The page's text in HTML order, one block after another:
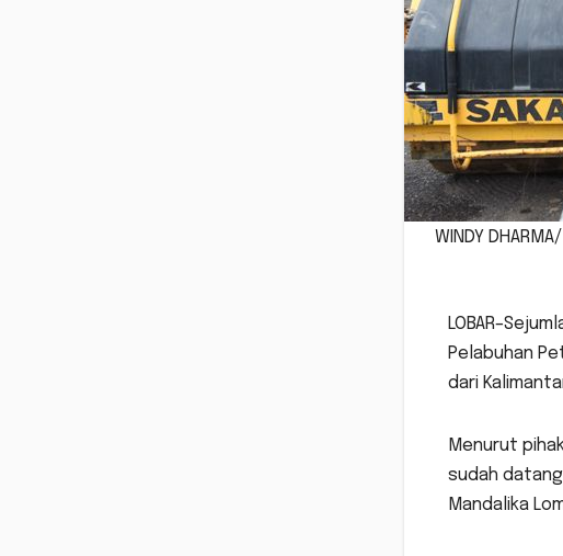
WINDY
Pelabuhan
dari
Menurut
sudah
Mandalika